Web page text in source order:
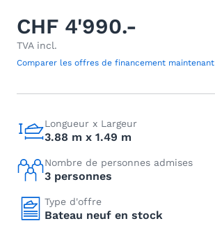
CHF 4'990.-
TVA incl.
Comparer les offres de financement maintenant
Longueur x Largeur
3.88 m x 1.49 m
Nombre de personnes admises
3 personnes
Type d'offre
Bateau neuf en stock